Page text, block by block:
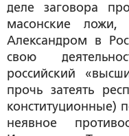
деле заговора
масонские ложи,
Александром в
свою
российский
прочь затеять
неявное